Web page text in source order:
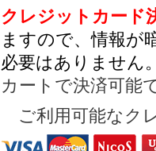
クレジットカ
ますので、情報が
必要はありません
カートで決済可能
ご利用可能なク